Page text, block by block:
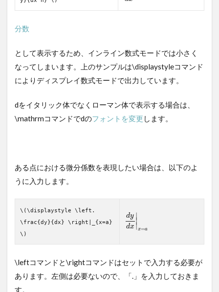
分数
として表示するため、インライン数式モードでは小さく
なってしまいます。上のサンプルは\displaystyleコマンド
によりディスプレイ数式モードで出力しています。
dをイタリック体でなくローマン体で表示する場合は、
\mathrmコマンドでdのフォントを変更 します。
ある点における微分係数を表現したい場合は、以下のよ
うに入力します。
\(\displaystyle \left.
\frac{dy}{dx} \right|_{x=a}
\)
dy
dx
∣
∣
∣
x=a
\leftコマンドと\rightコマンドはセットで入力する必要が
あります。左側は必要ないので、「.」を入力しておきま
す。